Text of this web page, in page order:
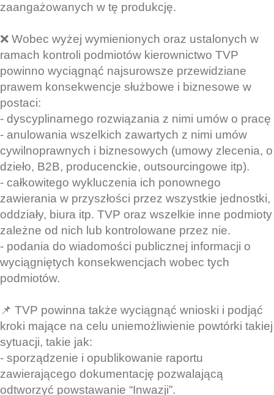
zaangażowanych w tę produkcję.
❌ Wobec wyżej wymienionych oraz ustalonych w
ramach kontroli podmiotów kierownictwo TVP
powinno wyciągnąć najsurowsze przewidziane
prawem konsekwencje służbowe i biznesowe w
postaci:
- dyscyplinarnego rozwiązania z nimi umów o pracę
- anulowania wszelkich zawartych z nimi umów
cywilnoprawnych i biznesowych (umowy zlecenia, o
dzieło, B2B, producenckie, outsourcingowe itp).
- całkowitego wykluczenia ich ponownego
zawierania w przyszłości przez wszystkie jednostki,
oddziały, biura itp. TVP oraz wszelkie inne podmioty
zależne od nich lub kontrolowane przez nie.
- podania do wiadomości publicznej informacji o
wyciągniętych konsekwencjach wobec tych
podmiotów.
📌 TVP powinna także wyciągnąć wnioski i podjąć
kroki mające na celu uniemożliwienie powtórki takiej
sytuacji, takie jak:
- sporządzenie i opublikowanie raportu
zawierającego dokumentację pozwalającą
odtworzyć powstawanie “Inwazji”.